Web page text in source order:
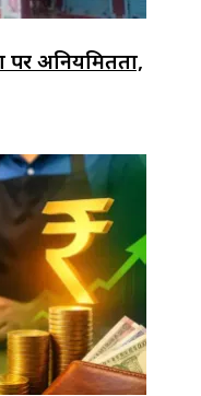
पर अनियमितता,